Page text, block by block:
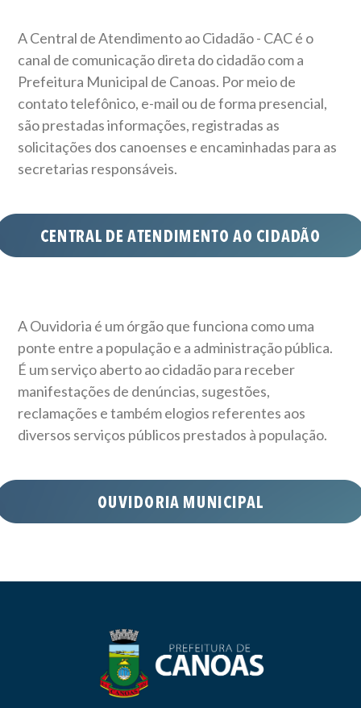
A Central de Atendimento ao Cidadão - CAC é o
canal de comunicação direta do cidadão com a
Prefeitura Municipal de Canoas. Por meio de
contato telefônico, e-mail ou de forma presencial,
são prestadas informações, registradas as
solicitações dos canoenses e encaminhadas para as
secretarias responsáveis.
A Ouvidoria é um órgão que funciona como uma
ponte entre a população e a administração pública.
É um serviço aberto ao cidadão para receber
manifestações de denúncias, sugestões,
reclamações e também elogios referentes aos
diversos serviços públicos prestados à população.